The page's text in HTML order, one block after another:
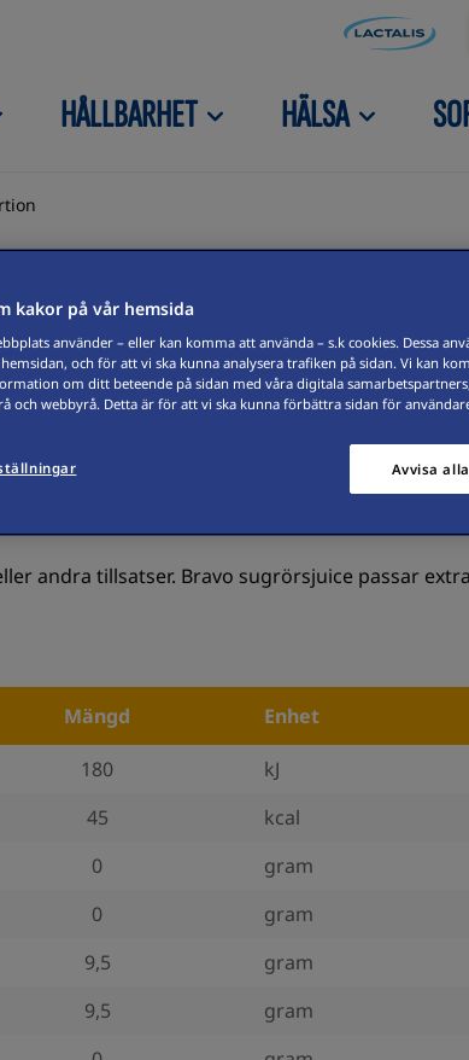
HÅLLBARHET HÄLSA
klart med den goda smaken att göra. Och att
andra tillsatser. Bravo sugrörsjuice passar
Mängd
Enhet
180
kJ
45
kcal
0
gram
0
gram
9,5
gram
9,5
gram
kakor på vår hemsida
använder – eller kan komma att använda – s.k cookies. Dessa
hemsidan, och för att vi ska kunna analysera trafiken på sidan. Vi kan
om ditt beteende på sidan med våra digitala
och webbyrå. Detta är för att vi ska kunna förbättra sidan för
Avvisa alla